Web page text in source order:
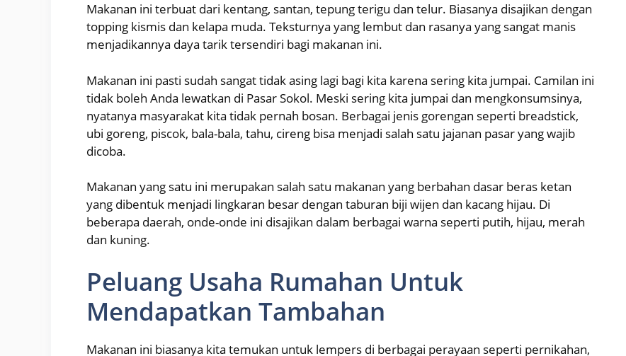
Makanan ini terbuat dari kentang, santan, tepung terigu dan telur. Biasanya disajikan dengan
topping kismis dan kelapa muda. Teksturnya yang lembut dan rasanya yang sangat manis
menjadikannya daya tarik tersendiri bagi makanan ini.
Makanan ini pasti sudah sangat tidak asing lagi bagi kita karena sering kita jumpai. Camilan ini
tidak boleh Anda lewatkan di Pasar Sokol. Meski sering kita jumpai dan mengkonsumsinya,
nyatanya masyarakat kita tidak pernah bosan. Berbagai jenis gorengan seperti breadstick,
ubi goreng, piscok, bala-bala, tahu, cireng bisa menjadi salah satu jajanan pasar yang wajib
dicoba.
Makanan yang satu ini merupakan salah satu makanan yang berbahan dasar beras ketan
yang dibentuk menjadi lingkaran besar dengan taburan biji wijen dan kacang hijau. Di
beberapa daerah, onde-onde ini disajikan dalam berbagai warna seperti putih, hijau, merah
dan kuning.
Peluang Usaha Rumahan Untuk
Mendapatkan Tambahan
Makanan ini biasanya kita temukan untuk lempers di berbagai perayaan seperti pernikahan,